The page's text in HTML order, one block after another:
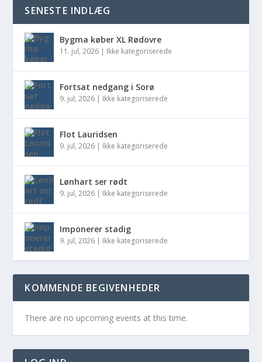
SENESTE INDLÆG
Bygma køber XL Rødovre
11. jul, 2026 | Ikke kategoriserede
Fortsat nedgang i Sorø
9. jul, 2026 | Ikke kategoriserede
Flot Lauridsen
9. jul, 2026 | Ikke kategoriserede
Lønhart ser rødt
9. jul, 2026 | Ikke kategoriserede
Imponerer stadig
9. jul, 2026 | Ikke kategoriserede
KOMMENDE BEGIVENHEDER
There are no upcoming events at this time.